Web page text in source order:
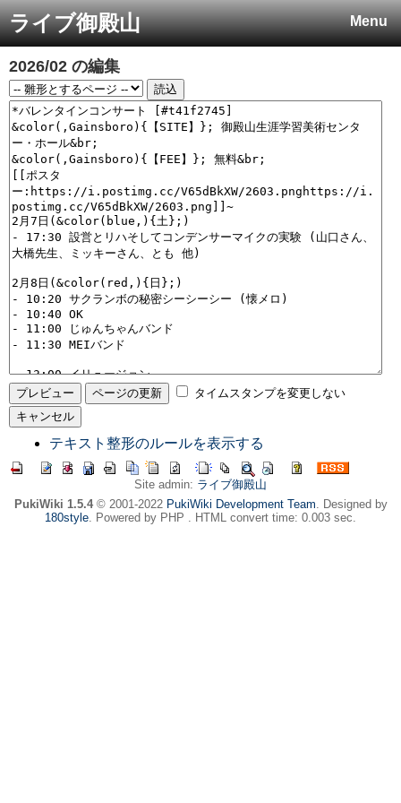
Menu
ライブ御殿山
2026/02 の編集
タイムスタンプを変更しない
テキスト整形のルールを表示する
Site admin: ライブ御殿山
PukiWiki 1.5.4© 2001-2022 PukiWiki Development Team. Designed by
180style. Powered by PHP . HTML convert time: 0.003 sec.